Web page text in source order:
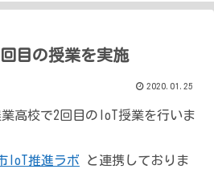
目の授業を実施
2020.01.25
高校で2回目のIoT授業を行いま
IoT推進ラボ と連携しておりま